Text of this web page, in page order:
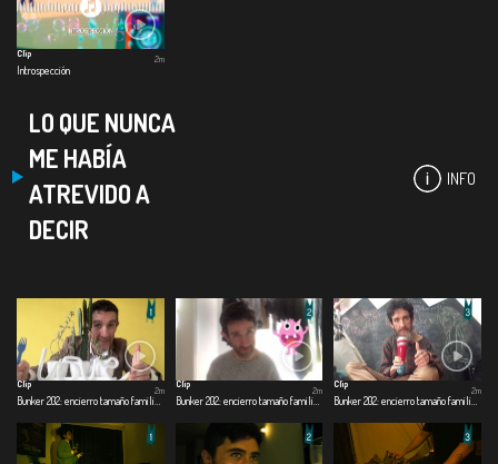
Clip
Introspección
2m
LO QUE NUNCA
ME HABÍA
ATREVIDO A
DECIR
INFO
Clip
Bunker 202: encierro tamaño familiar - Cap. 1 Día 1
2m
Clip
Bunker 202: encierro tamaño familiar - Cap. 2 Día 60
2m
Clip
Bunker 202: encierro tamaño familiar - Cap. 3 Día 120
2m